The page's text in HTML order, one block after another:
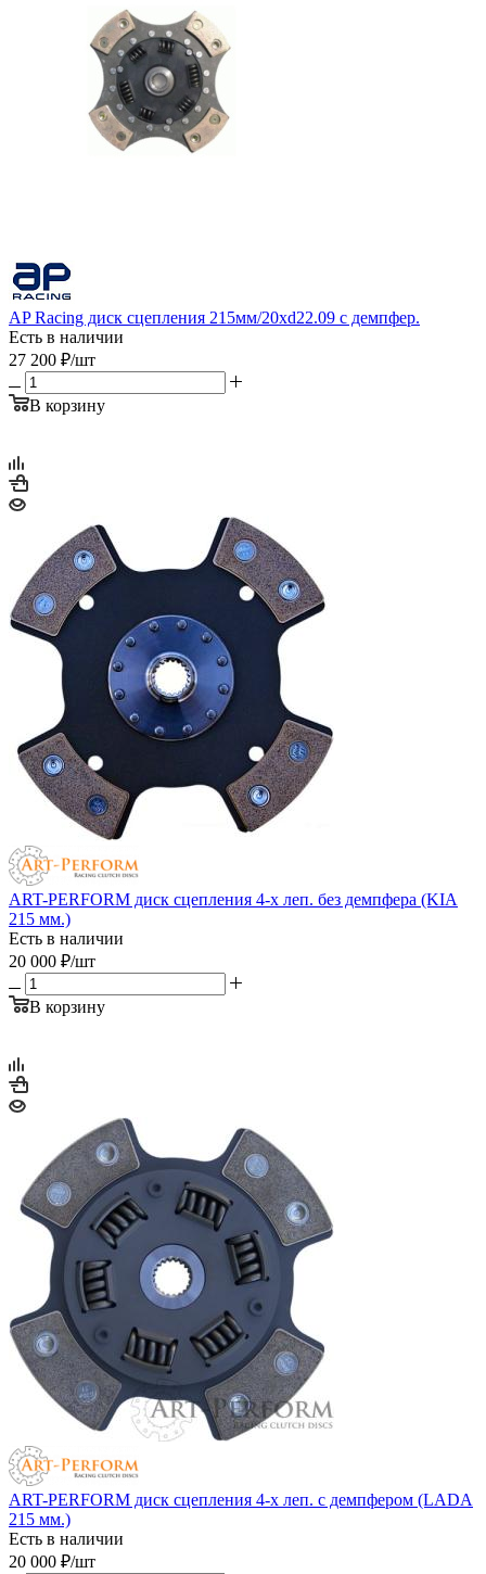
AP Racing диск сцепления 215мм/20xd22.09 с демпфер.
Есть в наличии
27 200 ₽/шт
В корзину
ART-PERFORM диск сцепления 4-х леп. без демпфера (KIA
215 мм.)
Есть в наличии
20 000 ₽/шт
В корзину
ART-PERFORM диск сцепления 4-х леп. с демпфером (LADA
215 мм.)
Есть в наличии
20 000 ₽/шт